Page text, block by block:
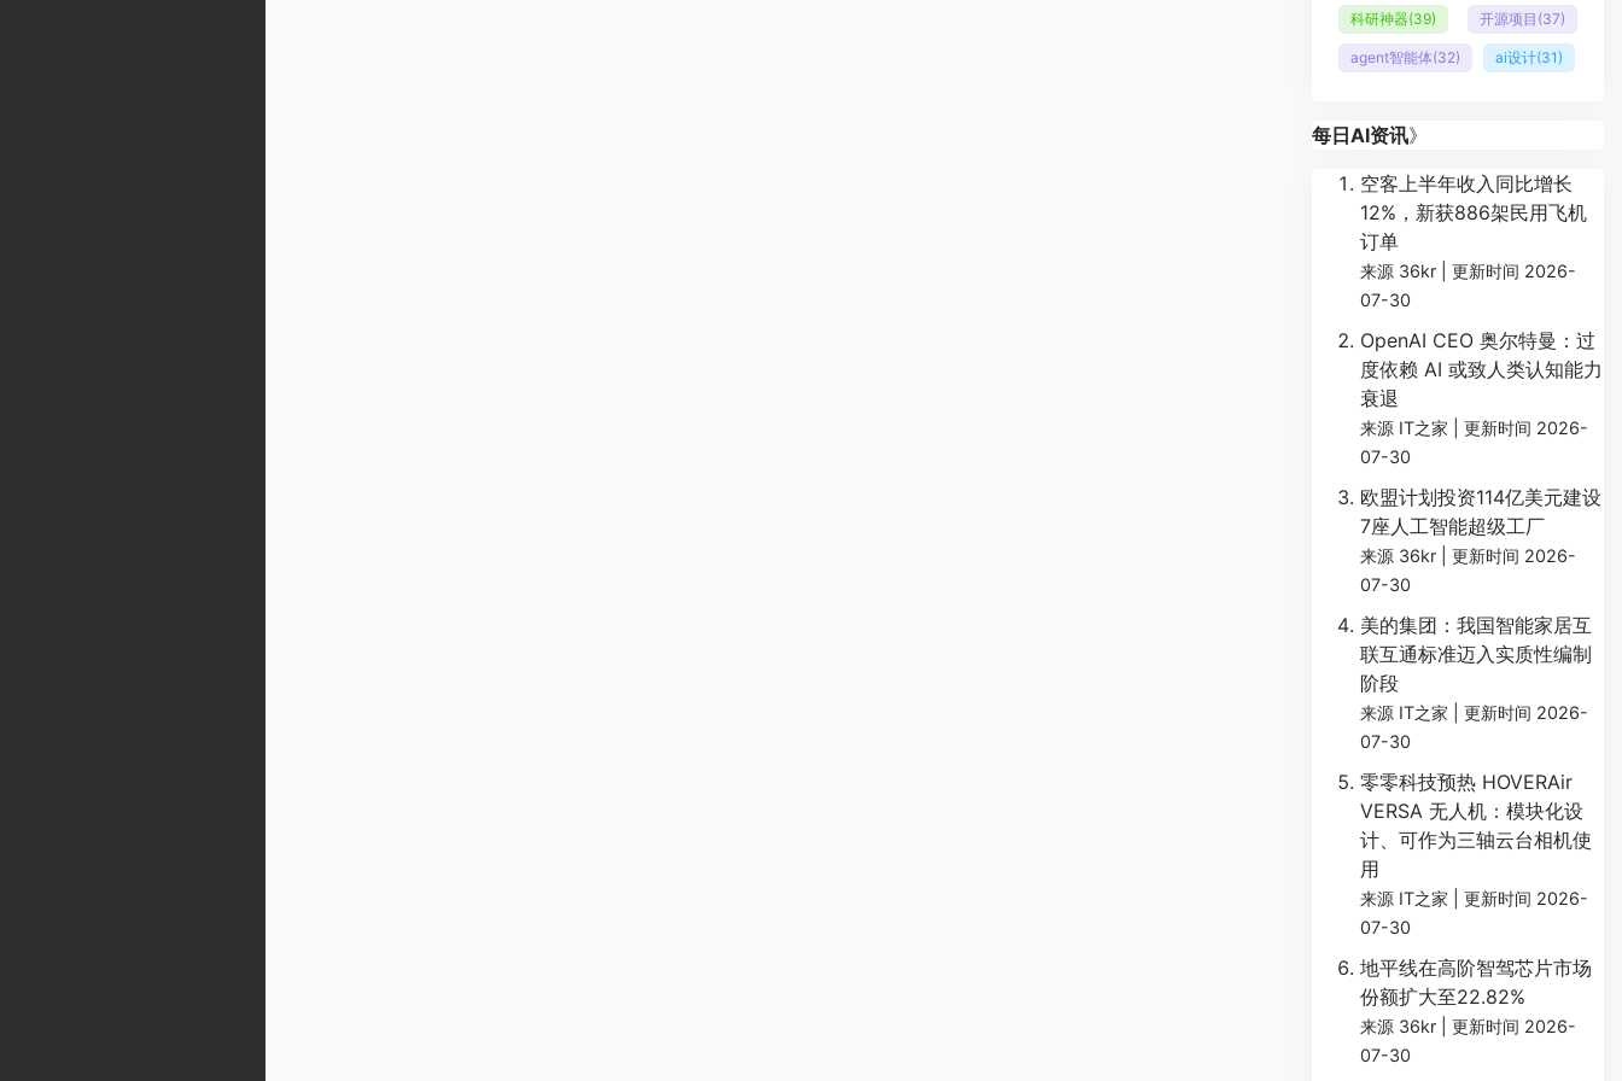
科研神器(39) 开源项目 (37)
agent智能体(32) ai设计(31)
每日AI资讯》
空客上半年收入同比增长
12%，新获886架民用飞机
订单
来源 36kr
更新时间 2026-
07-30
OpenAI CEO 奥尔特曼：过
度依赖 AI 或致人类认知能力
衰退
来源 IT之家
更新时间 2026-
07-30
欧盟计划投资114亿美元建设
7座人工智能超级工厂
来源 36kr
更新时间 2026-
07-30
美的集团：我国智能家居互
联互通标准迈入实质性编制
阶段
来源 IT之家
更新时间 2026-
07-30
零零科技预热 HOVERAir
VERSA 无人机：模块化设
计、可作为三轴云台相机使
用
来源 IT之家
更新时间 2026-
07-30
地平线在高阶智驾芯片市场
份额扩大至22.82%
来源 36kr
更新时间 2026-
07-30